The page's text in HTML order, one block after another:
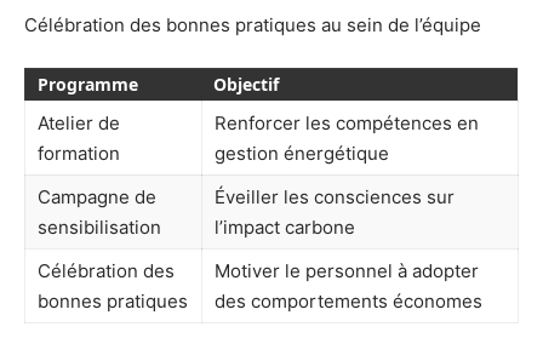
Célébration des bonnes pratiques au sein de l’équipe
Programme
Objectif
Atelier de
formation
Renforcer les compétences en
gestion énergétique
Campagne de
sensibilisation
Éveiller les consciences sur
l’impact carbone
Célébration des
bonnes pratiques
Motiver le personnel à adopter
des comportements économes